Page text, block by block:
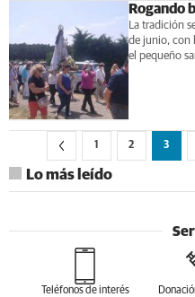
Rogando
La tradición
de junio, con
el pequeño
1 2 3
Lo más leído
Teléfonos de interés